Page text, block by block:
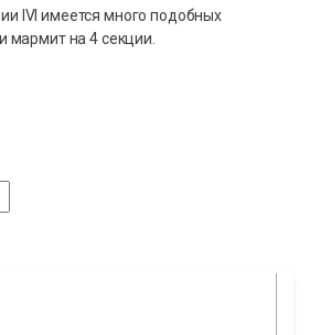
IVI имеется много подобных
мармит на 4 секции.